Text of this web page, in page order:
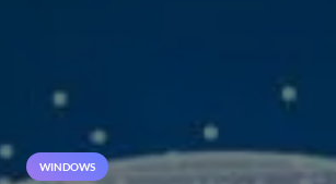
WINDOWS